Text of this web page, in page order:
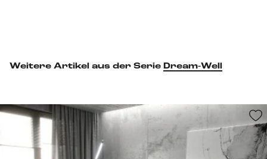
Weitere Artikel aus der Serie Dream-Well